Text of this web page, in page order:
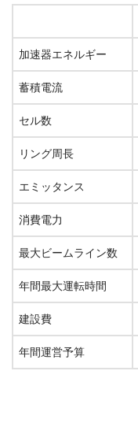
加速器エネルギー
蓄積電流
セル数
リング周長
エミッタンス
消費電力
最大ビームライン数
年間最大運転時間
建設費
年間運営予算